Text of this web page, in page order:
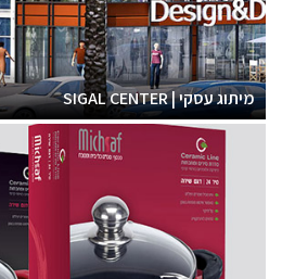
מיתוג עסקי | SIGAL CENTER